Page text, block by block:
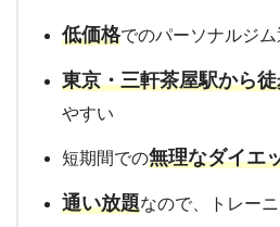
低価格でのパーソナルジム
東京・三軒茶屋駅から
やすい
短期間での無理なダイエ
通い放題なので、トレー